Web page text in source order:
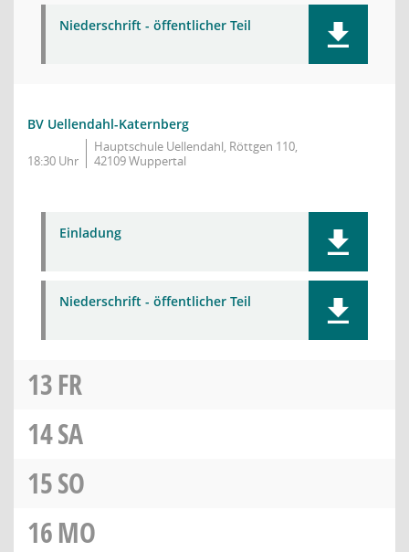
Niederschrift - öffentlicher Teil
BV Uellendahl-Katernberg
18:30 Uhr
Hauptschule Uellendahl, Röttgen 110,
42109 Wuppertal
Einladung
Niederschrift - öffentlicher Teil
13FR
14SA
15SO
16MO